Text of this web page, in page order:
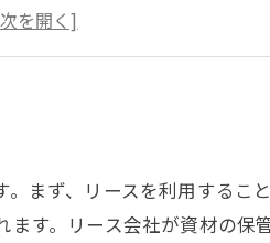
スムーズに運営する秘訣とは？
リース利用の注意点まとめ
まず、リースを利用するこ
す。リース会社が資材の保